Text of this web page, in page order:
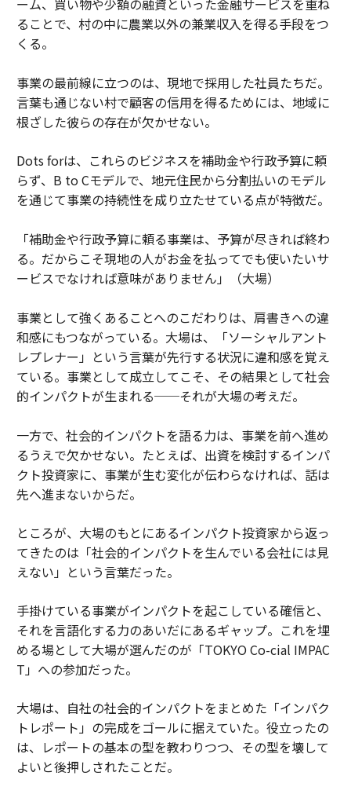
ることで、村の中に農業以外の兼業収入を得る手段をつ
くる。
事業の最前線に立つのは、現地で採用した社員たちだ。
言葉も通じない村で顧客の信用を得るためには、地域に
根ざした彼らの存在が欠かせない。
Dots forは、これらのビジネスを補助金や行政予算に頼
らず、B to Cモデルで、地元住民から分割払いのモデル
を通じて事業の持続性を成り立たせている点が特徴だ。
「補助金や行政予算に頼る事業は、予算が尽きれば終わ
る。だからこそ現地の人がお金を払ってでも使いたいサ
ービスでなければ意味がありません」（大場）
事業として強くあることへのこだわりは、肩書きへの違
和感にもつながっている。大場は、「ソーシャルアント
レプレナー」という言葉が先行する状況に違和感を覚え
ている。事業として成立してこそ、その結果として社会
的インパクトが生まれる──それが大場の考えだ。
一方で、社会的インパクトを語る力は、事業を前へ進め
るうえで欠かせない。たとえば、出資を検討するインパ
クト投資家に、事業が生む変化が伝わらなければ、話は
先へ進まないからだ。
ところが、大場のもとにあるインパクト投資家から返っ
てきたのは「社会的インパクトを生んでいる会社には見
えない」という言葉だった。
手掛けている事業がインパクトを起こしている確信と、
それを言語化する力のあいだにあるギャップ。これを埋
める場として大場が選んだのが「TOKYO Co-cial IMPAC
T」への参加だった。
大場は、自社の社会的インパクトをまとめた「インパク
トレポート」の完成をゴールに据えていた。役立ったの
は、レポートの基本の型を教わりつつ、その型を壊して
よいと後押しされたことだ。